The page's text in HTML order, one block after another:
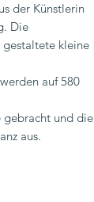
der Künstlerin
Die
kleine
auf 580
gebracht und die
aus.